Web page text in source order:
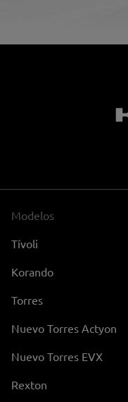
Modelos
Tívoli
Korando
Torres
Nuevo Torres Actyon
Nuevo Torres EVX
Rexton